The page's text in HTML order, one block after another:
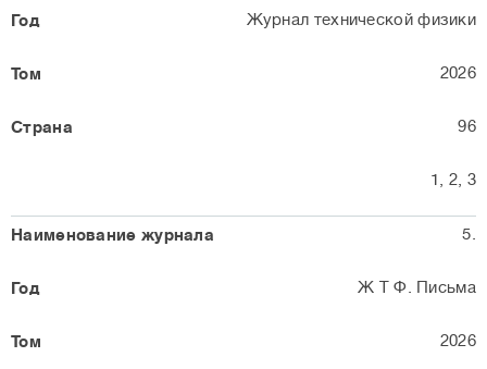
Журнал технической физики
2026
96
1, 2, 3
5.
Ж Т Ф. Письма
2026